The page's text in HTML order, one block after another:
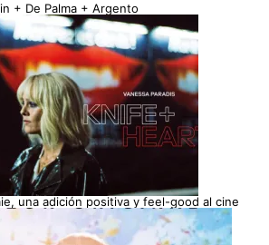
+ De Palma + Argento
una adición positiva y feel-good al cine